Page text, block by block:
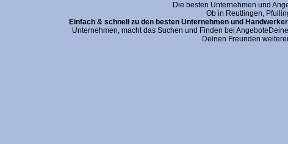
Die besten Unternehmen und
Ob in Reutlingen,
Einfach & schnell zu den besten Unternehmen und
Unternehmen, macht das Suchen und Finden bei
Deinen Freunden